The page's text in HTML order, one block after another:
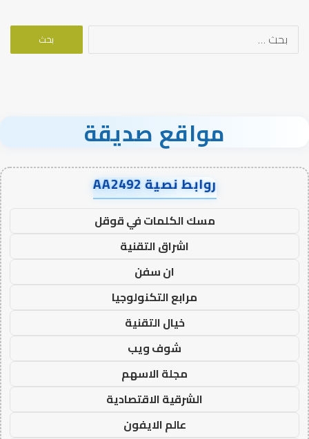
البحث
مواقع صديقة
روابط نصية AA2492
مسك الكلمات في قوقل
اشراق التقنية
ان سفن
مرابع التكنولوجيا
خيال التقنية
شوف ويب
مجلة الاسهم
الشرقية الاقتصادية
عالم الايفون